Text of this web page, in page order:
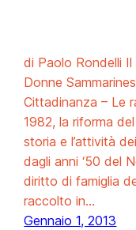
di Paolo Rondelli Il
Donne
Cittadinanza – Le
1982, la riforma
storia e l’attività
dagli anni ‘50 del
diritto di famiglia
raccolto in…
Gennaio 1, 2013